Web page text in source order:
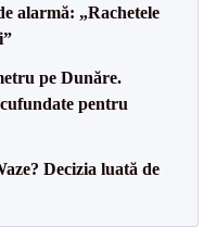
alarmă: „Rachetele
pe Dunăre.
pentru
Decizia luată de